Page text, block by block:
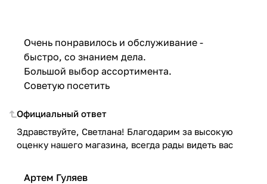
Очень понравилось и обслуживание -
быстро, со знанием дела.
Большой выбор ассортимента.
Советую посетить
Официальный ответ
Здравствуйте, Светлана! Благодарим за высокую
оценку нашего магазина, всегда рады видеть вас
Артем Гуляев